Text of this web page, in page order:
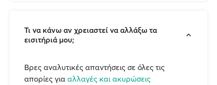
Τι να κάνω αν χρειαστεί να αλλάξω τα
εισιτήριά μου;
Βρες αναλυτικές απαντήσεις σε όλες τις
απορίες για αλλαγές και ακυρώσεις